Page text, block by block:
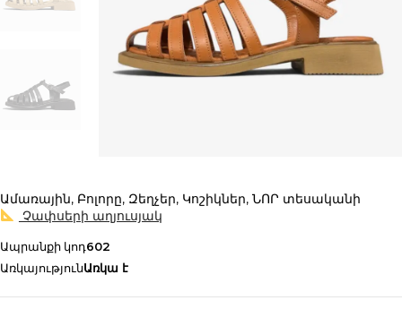
Ամառային, Բոլորը, Զեղչեր, Կոշիկներ, ՆՈՐ տեսականի
Չափսերի աղյուսյակ
Ապրանքի կոդ602
ԱռկայությունԱռկա է